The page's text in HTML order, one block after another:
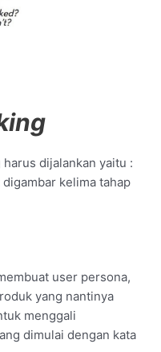
dijalankan yaitu :
kelima tahap
user persona,
yang nantinya
menggali
dimulai dengan kata